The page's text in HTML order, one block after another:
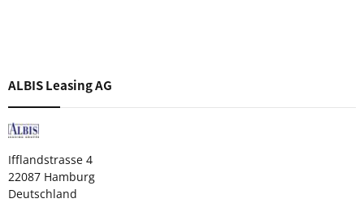
ALBIS Leasing AG
Ifflandstrasse 4
22087 Hamburg
Deutschland